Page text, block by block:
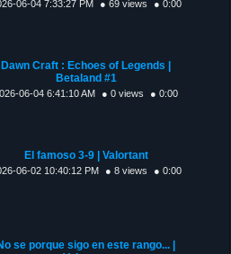
06-04 7:33:27 PM ● 69 views ● 0:00
Dawn Craft : Echoes of Legends |
Betaland #1
06-04 6:41:10 AM ● 0 views ● 0:00
El famoso 3-9 | Valortant
06-02 10:40:12 PM ● 8 views ● 0:00
se porque sigo en este rango... |